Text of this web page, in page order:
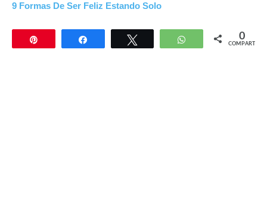
9 Formas De Ser Feliz Estando Solo
Compartir WhatsApp 0
COMPARTIR